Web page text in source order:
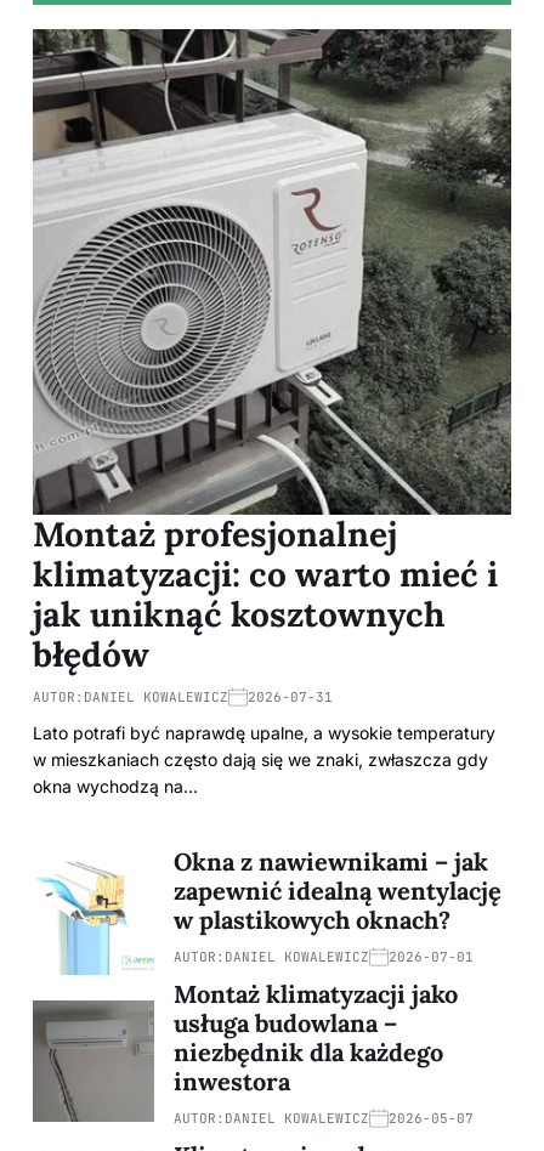
Montaż profesjonalnej
klimatyzacji: co warto mieć i
jak uniknąć kosztownych
błędów
AUTOR: DANIEL KOWALEWICZ 2026-07-31
Lato potrafi być naprawdę upalne, a wysokie temperatury
w mieszkaniach często dają się we znaki, zwłaszcza gdy
okna wychodzą na…
Okna z nawiewnikami – jak
zapewnić idealną wentylację
w plastikowych oknach?
AUTOR: DANIEL KOWALEWICZ 2026-07-01
Montaż klimatyzacji jako
usługa budowlana –
niezbędnik dla każdego
inwestora
AUTOR: DANIEL KOWALEWICZ 2026-05-07